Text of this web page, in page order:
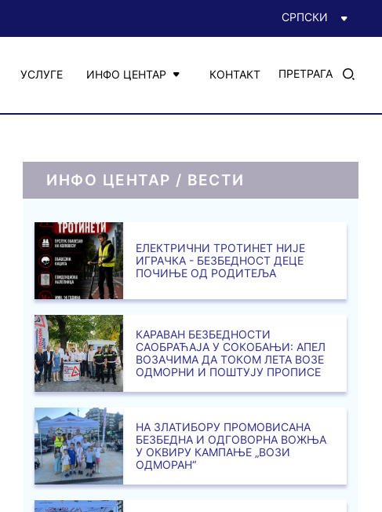
СРПСКИ
УСЛУГЕ ИНФО ЦЕНТАР КОНТАКТ ПРЕТРАГА
ИНФО ЦЕНТАР / ВЕСТИ
ЕЛЕКТРИЧНИ ТРОТИНЕТ НИЈЕ
ИГРАЧКА - БЕЗБЕДНОСТ ДЕЦЕ
ПОЧИЊЕ ОД РОДИТЕЉА
КАРАВАН БЕЗБЕДНОСТИ
САОБРАЋАЈА У СОКОБАЊИ: АПЕЛ
ВОЗАЧИМА ДА ТОКОМ ЛЕТА ВОЗЕ
ОДМОРНИ И ПОШТУЈУ ПРОПИСЕ
НА ЗЛАТИБОРУ ПРОМОВИСАНА
БЕЗБЕДНА И ОДГОВОРНА ВОЖЊА
У ОКВИРУ КАМПАЊЕ „ВОЗИ
ОДМОРАН“